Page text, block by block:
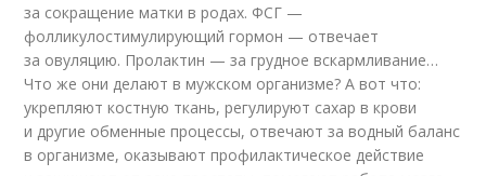
за сокращение матки в родах. ФСГ —
фолликулостимулирующий гормон — отвечает
за овуляцию. Пролактин — за грудное вскармливание…
Что же они делают в мужском организме? А вот что:
укрепляют костную ткань, регулируют сахар в крови
и другие обменные процессы, отвечают за водный баланс
в организме, оказывают профилактическое действие